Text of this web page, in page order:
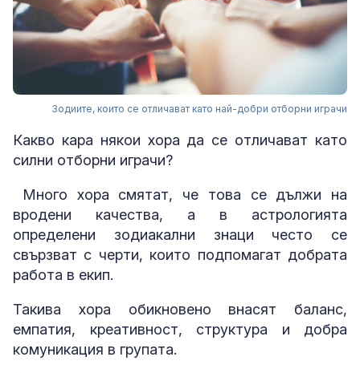
Зодиите, които се отличават като най-добри отборни играчи
Какво кара някои хора да се отличават като
силни отборни играчи?
Много хора смятат, че това се дължи на
вродени качества, а в астрологията
определени зодиакални знаци често се
свързват с черти, които подпомагат добрата
работа в екип.
Такива хора обикновено внасят баланс,
емпатия, креативност, структура и добра
комуникация в групата.